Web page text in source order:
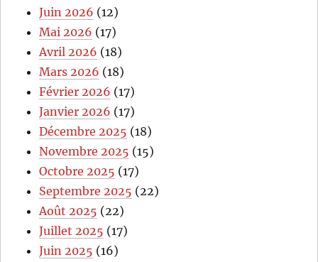
Juin 2026 (12)
Mai 2026 (17)
Avril 2026 (18)
Mars 2026 (18)
Février 2026 (17)
Janvier 2026 (17)
Décembre 2025 (18)
Novembre 2025 (15)
Octobre 2025 (17)
Septembre 2025 (22)
Août 2025 (22)
Juillet 2025 (17)
Juin 2025 (16)